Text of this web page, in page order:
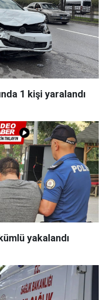
1 kişi yaralandı
yakalandı